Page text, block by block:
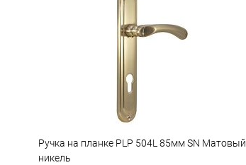
Сравнение
Ручка на планке PLP 504L 85мм SN Матовый
никель